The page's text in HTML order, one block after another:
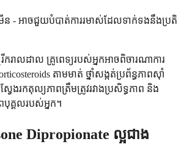
មីន - អាចជួយបំបាត់ការរមាស់ដែលទាក់ទងនឹងប្រតិ
រីករាលដាល គ្រូពេទ្យរបស់អ្នកអាចពិចារណាការ
តាមមាត់ ថ្នាំសង្កត់ប្រព័ន្ធភាពស៊ាំ
ែងរកតុល្យភាពត្រឹមត្រូវរវាងប្រសិទ្ធភាព និង
បុគ្គលរបស់អ្នក។
Dipropionate ល្អជាង